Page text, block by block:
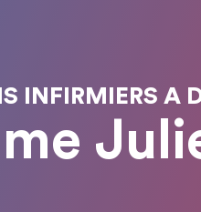
INFIRMIERS A